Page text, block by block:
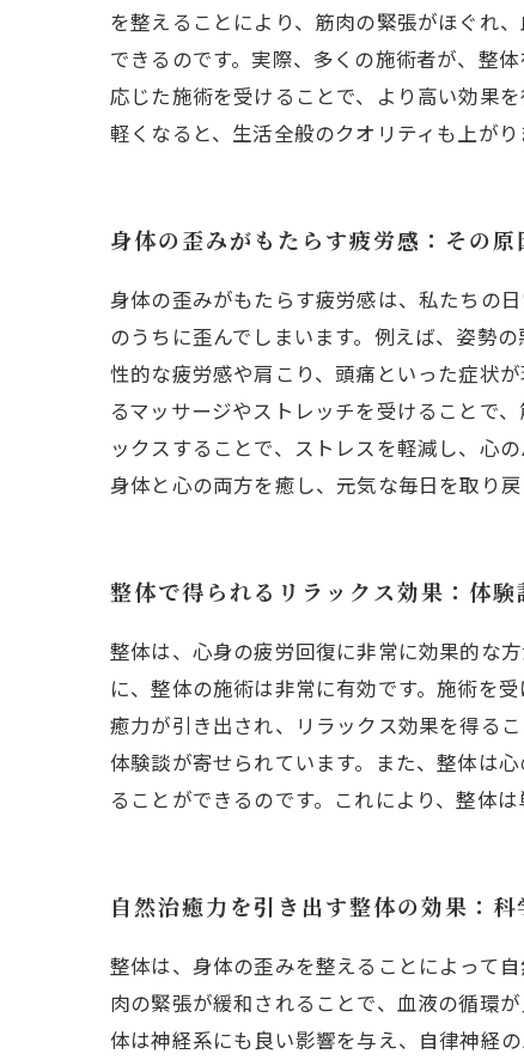
を整えることにより、筋肉の緊張がほぐれ
できるのです。実際、多くの施術者が、整
応じた施術を受けることで、より高い効果
軽くなると、生活全般のクオリティも上がり
身体の歪みがもたらす疲労感：その原
身体の歪みがもたらす疲労感は、私たちの
のうちに歪んでしまいます。例えば、姿勢
性的な疲労感や肩こり、頭痛といった症状
るマッサージやストレッチを受けることで
ックスすることで、ストレスを軽減し、心
身体と心の両方を癒し、元気な毎日を取り戻
整体で得られるリラックス効果：体験
整体は、心身の疲労回復に非常に効果的な
に、整体の施術は非常に有効です。施術を
癒力が引き出され、リラックス効果を得る
体験談が寄せられています。また、整体は
ることができるのです。これにより、整体
自然治癒力を引き出す整体の効果：科
整体は、身体の歪みを整えることによって
肉の緊張が緩和されることで、血液の循環
体は神経系にも良い影響を与え、自律神経